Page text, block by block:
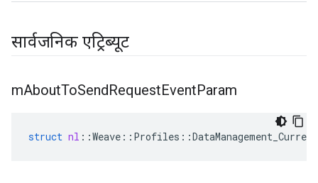
सार्वजनिक एट्रिब्यूट
mAboutToSendRequestEventParam
struct nl ::Weave :: Profiles ::DataManagement_Current